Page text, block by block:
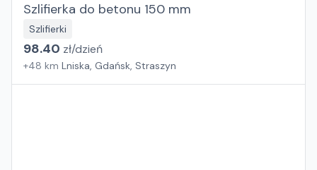
Szlifierka do betonu 150 mm
Szlifierki
98.40 zł/dzień
+48 km Lniska, Gdańsk, Straszyn